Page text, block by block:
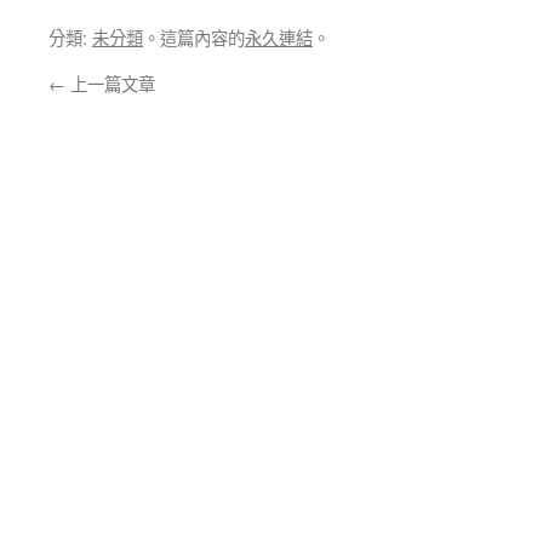
分類: 未分類 。這篇內容的永久連結 。
← 上一篇文章